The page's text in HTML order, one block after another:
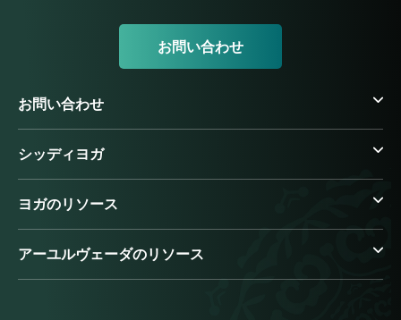
お問い合わせ
お問い合わせ
シッディヨガ
ヨガのリソース
アーユルヴェーダのリソース